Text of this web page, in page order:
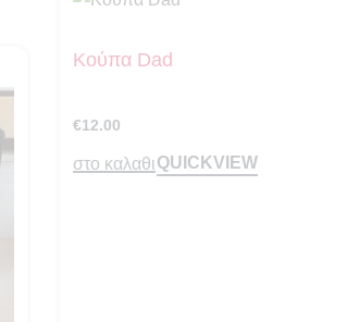
Κούπα Dad
€12.00
στο καλαθιQUICKVIEW